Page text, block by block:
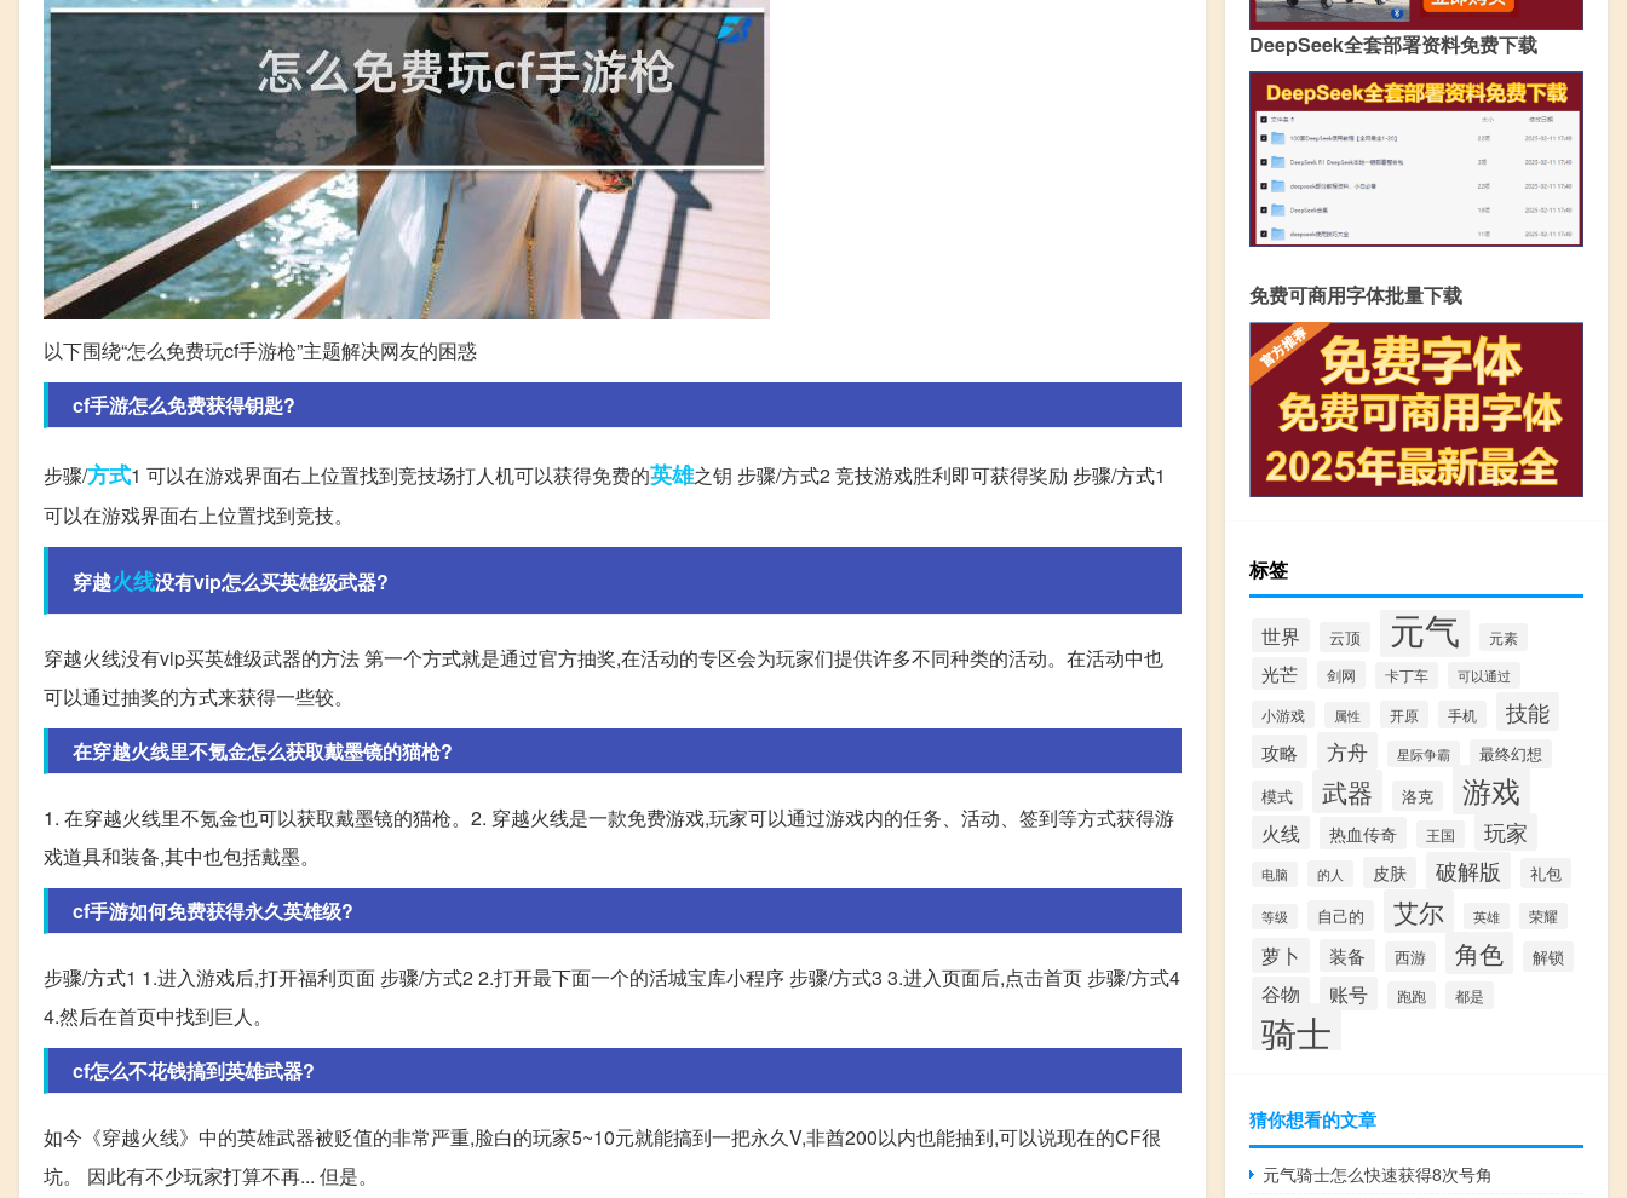
以下围绕“怎么免费玩cf手游枪”主题解决网友的困惑
cf手游怎么免费获得钥匙?
步骤/方式1 可以在游戏界面右上位置找到竞技场打人机可以获得免费的英雄之钥 步骤/方式2 竞技游戏胜利即可获得奖励 步骤/方式1
可以在游戏界面右上位置找到竞技。
穿越火线没有vip怎么买英雄级武器?
穿越火线没有vip买英雄级武器的方法 第一个方式就是通过官方抽奖,在活动的专区会为玩家们提供许多不同种类的活动。在活动中也
可以通过抽奖的方式来获得一些较。
在穿越火线里不氪金怎么获取戴墨镜的猫枪?
1. 在穿越火线里不氪金也可以获取戴墨镜的猫枪。2. 穿越火线是一款免费游戏,玩家可以通过游戏内的任务、活动、签到等方式获得游
戏道具和装备,其中也包括戴墨。
cf手游如何免费获得永久英雄级?
步骤/方式1 1.进入游戏后,打开福利页面 步骤/方式2 2.打开最下面一个的活城宝库小程序 步骤/方式3 3.进入页面后,点击首页 步骤/方式4
4.然后在首页中找到巨人。
cf怎么不花钱搞到英雄武器?
如今《穿越火线》中的英雄武器被贬值的非常严重,脸白的玩家5~10元就能搞到一把永久V,非酋200以内也能抽到,可以说现在的CF很
坑。 因此有不少玩家打算不再... 但是。
DeepSeek全套部署资料免费下载
免费可商用字体批量下载
标签
世界 云顶 元气 元素
光芒 剑网 卡丁车 可以通过
小游戏 属性 开原 手机 技能
攻略 方舟 星际争霸 最终幻想
模式 武器 洛克 游戏
火线 热血传奇 王国 玩家
电脑 的人 皮肤 破解版 礼包
等级 自己的 艾尔 英雄 荣耀
萝卜 装备 西游 角色 解锁
谷物 账号 跑跑 都是
骑士
猜你想看的文章
元气骑士怎么快速获得8次号角